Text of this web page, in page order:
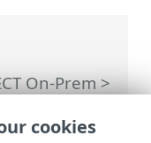
On-Prem>
>工作>伺服
cookies